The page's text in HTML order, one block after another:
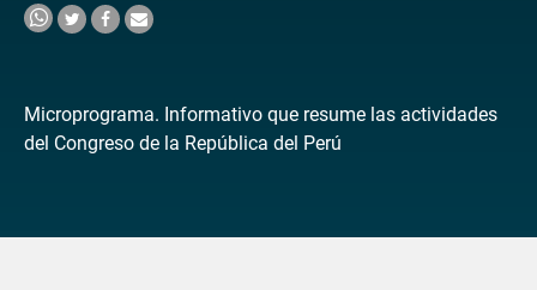
Microprograma. Informativo que resume las actividades
del Congreso de la República del Perú